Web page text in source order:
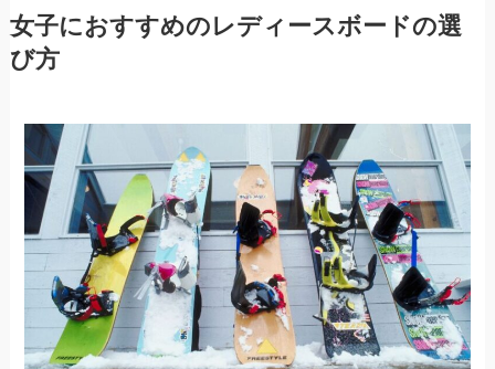
女子におすすめのレディースボードの選
び方